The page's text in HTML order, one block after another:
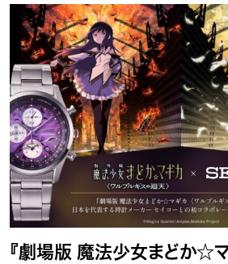
『劇場版 魔法少女まどか☆